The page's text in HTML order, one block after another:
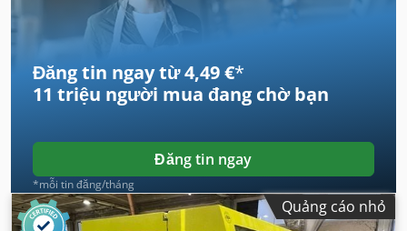
Đăng tin ngay từ 4,49 €*
11 triệu người mua đang chờ bạn
Đăng tin ngay
*mỗi tin đăng/tháng
Quảng cáo nhỏ